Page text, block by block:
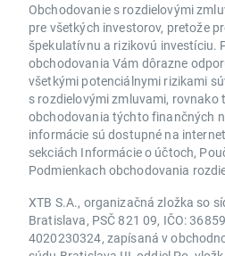
Obchodovanie s rozdielovými
pre všetkých investorov, pretože
špekulatívnu a rizikovú investíciu.
obchodovania Vám dôrazne
všetkými potenciálnymi rizikami
s rozdielovými zmluvami, rovnako
obchodovania týchto finančných
informácie sú dostupné na
sekciách Informácie o účtoch,
Podmienkach obchodovania
XTB S.A., organizačná zložka so
Bratislava, PSČ 821 09, IČO:
4020230324, zapísaná v